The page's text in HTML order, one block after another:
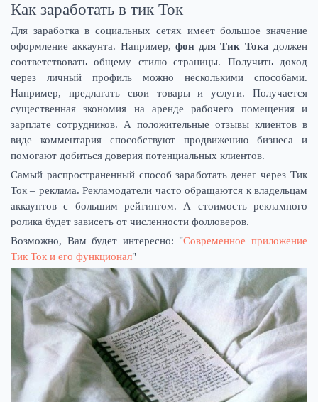
Как заработать в тик Ток
Для заработка в социальных сетях имеет большое значение
оформление аккаунта. Например, фон для Тик Токадолжен
соответствовать общему стилю страницы. Получить доход
через личный профиль можно несколькими способами.
Например, предлагать свои товары и услуги. Получается
существенная экономия на аренде рабочего помещения и
зарплате сотрудников. А положительные отзывы клиентов в
виде комментария способствуют продвижению бизнеса и
помогают добиться доверия потенциальных клиентов.
Самый распространенный способ заработать денег через Тик
Ток – реклама. Рекламодатели часто обращаются к владельцам
аккаунтов с большим рейтингом. А стоимость рекламного
ролика будет зависеть от численности фолловеров.
Возможно, Вам будет интересно: "Современное приложение
Тик Ток и его функционал"